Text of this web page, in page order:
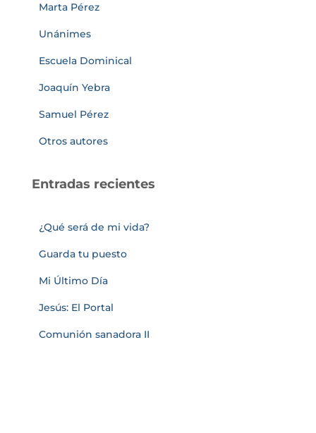
Marta Pérez
Unánimes
Escuela Dominical
Joaquín Yebra
Samuel Pérez
Otros autores
Entradas recientes
¿Qué será de mi vida?
Guarda tu puesto
Mi Último Día
Jesús: El Portal
Comunión sanadora II